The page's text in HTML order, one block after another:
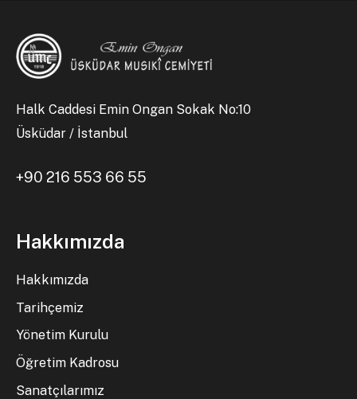
Halk Caddesi Emin Ongan Sokak No:10
Üsküdar / İstanbul
+90 216 553 66 55
Hakkımızda
Hakkımızda
Tarihçemiz
Yönetim Kurulu
Öğretim Kadrosu
Sanatçılarımız